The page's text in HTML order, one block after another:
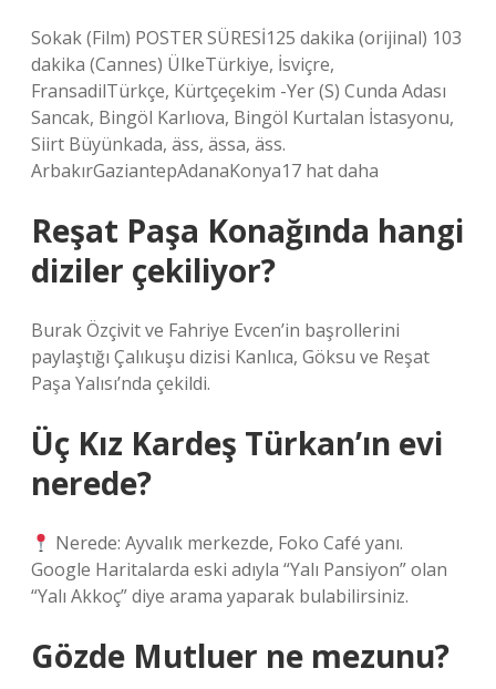
Sokak (Film) POSTER SÜRESİ125 dakika (orijinal) 103
dakika (Cannes) ÜlkeTürkiye, İsviçre,
FransadilTürkçe, Kürtçeçekim -Yer (S) Cunda Adası
Sancak, Bingöl Karlıova, Bingöl Kurtalan İstasyonu,
Siirt Büyünkada, äss, ässa, äss.
ArbakırGaziantepAdanaKonya17 hat daha
Reşat Paşa Konağında hangi
diziler çekiliyor?
Burak Özçivit ve Fahriye Evcen’in başrollerini
paylaştığı Çalıkuşu dizisi Kanlıca, Göksu ve Reşat
Paşa Yalısı’nda çekildi.
Üç Kız Kardeş Türkan’ın evi
nerede?
Nerede: Ayvalık merkezde, Foko Café yanı.
Google Haritalarda eski adıyla “Yalı Pansiyon” olan
“Yalı Akkoç” diye arama yaparak bulabilirsiniz.
Gözde Mutluer ne mezunu?